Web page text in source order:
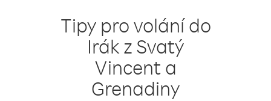
Tipy pro volání do
Irák z Svatý
Vincent a
Grenadiny